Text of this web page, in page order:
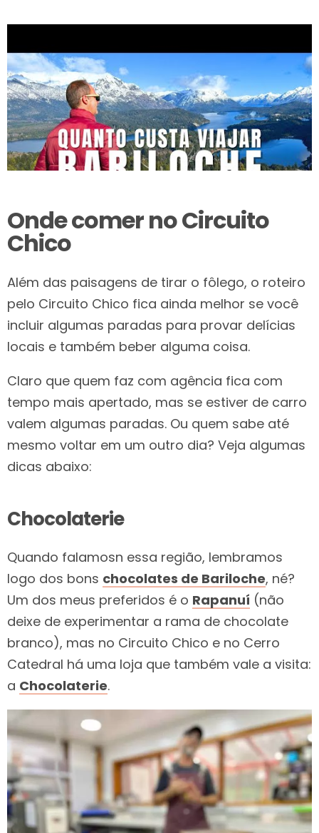
Onde comer no Circuito
Chico
Além das paisagens de tirar o fôlego, o roteiro
pelo Circuito Chico fica ainda melhor se você
incluir algumas paradas para provar delícias
locais e também beber alguma coisa.
Claro que quem faz com agência fica com
tempo mais apertado, mas se estiver de carro
valem algumas paradas. Ou quem sabe até
mesmo voltar em um outro dia? Veja algumas
dicas abaixo:
Chocolaterie
Quando falamosn essa região, lembramos
logo dos bons chocolates de Bariloche, né?
Um dos meus preferidos é o Rapanuí (não
deixe de experimentar a rama de chocolate
branco), mas no Circuito Chico e no Cerro
Catedral há uma loja que também vale a visita:
a Chocolaterie.